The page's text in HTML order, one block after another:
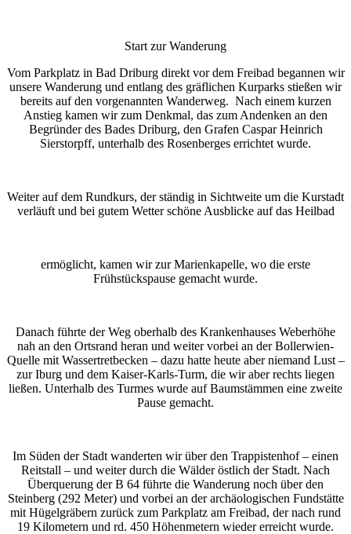
Start zur Wanderung
Vom Parkplatz in Bad Driburg direkt vor dem Freibad begannen wir
unsere Wanderung und entlang des gräflichen Kurparks stießen wir
bereits auf den vorgenannten Wanderweg. Nach einem kurzen
Anstieg kamen wir zum Denkmal, das zum Andenken an den
Begründer des Bades Driburg, den Grafen Caspar Heinrich
Sierstorpff, unterhalb des Rosenberges errichtet wurde.
Weiter auf dem Rundkurs, der ständig in Sichtweite um die Kurstadt
verläuft und bei gutem Wetter schöne Ausblicke auf das Heilbad
ermöglicht, kamen wir zur Marienkapelle, wo die erste
Frühstückspause gemacht wurde.
Danach führte der Weg oberhalb des Krankenhauses Weberhöhe
nah an den Ortsrand heran und weiter vorbei an der Bollerwien-
Quelle mit Wassertretbecken – dazu hatte heute aber niemand Lust –
zur Iburg und dem Kaiser-Karls-Turm, die wir aber rechts liegen
ließen. Unterhalb des Turmes wurde auf Baumstämmen eine zweite
Pause gemacht.
Im Süden der Stadt wanderten wir über den Trappistenhof – einen
Reitstall – und weiter durch die Wälder östlich der Stadt. Nach
Überquerung der B 64 führte die Wanderung noch über den
Steinberg (292 Meter) und vorbei an der archäologischen Fundstätte
mit Hügelgräbern zurück zum Parkplatz am Freibad, der nach rund
19 Kilometern und rd. 450 Höhenmetern wieder erreicht wurde.